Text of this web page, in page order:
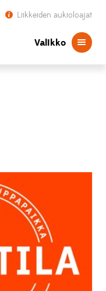
Liikkeiden aukioloajat
Valikko